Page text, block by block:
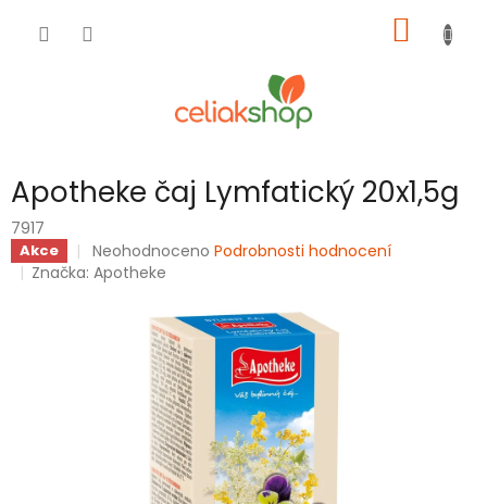
KOŠÍK
Apotheke čaj Lymfatický 20x1,5g
7917
Akce
Průměrné
hodnocení
hvězdiček.
Neohodnoceno Podrobnosti hodnocení
Značka:Apotheke